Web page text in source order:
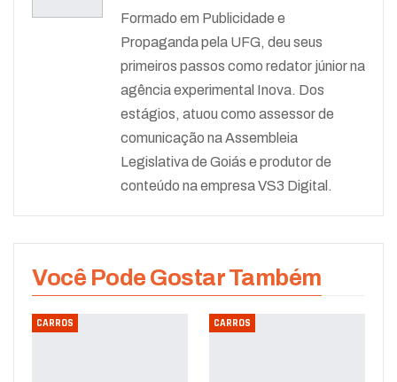
Formado em Publicidade e
Propaganda pela UFG, deu seus
primeiros passos como redator júnior na
agência experimental Inova. Dos
estágios, atuou como assessor de
comunicação na Assembleia
Legislativa de Goiás e produtor de
conteúdo na empresa VS3 Digital.
Você Pode Gostar Também
CARROS CARROS